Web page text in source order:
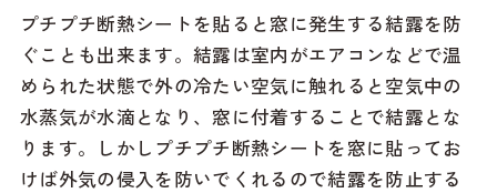
プチプチ断熱シートを貼ると窓に発生する結露を防
ぐことも出来ます。結露は室内がエアコンなどで温
められた状態で外の冷たい空気に触れると空気中の
水蒸気が水滴となり、窓に付着することで結露とな
ります。しかしプチプチ断熱シートを窓に貼ってお
けば外気の侵入を防いでくれるので結露を防止する